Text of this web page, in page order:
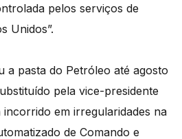
pelos serviços de
Unidos”.
a pasta do Petróleo até agosto
pela vice-presidente
em irregularidades na
de Comando e